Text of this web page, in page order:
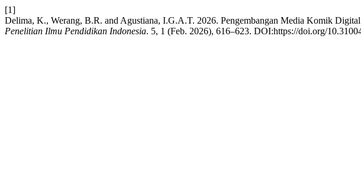
[1]
Delima, K., Werang, B.R. and Agustiana, I.G.A.T. 2026. Pengembangan Media Komik
Penelitian Ilmu Pendidikan Indonesia. 5, 1 (Feb. 2026), 616–623. DOI:https://doi.org/